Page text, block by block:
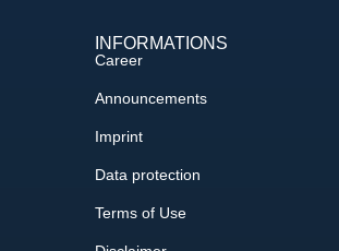
INFORMATIONS
Career
Announcements
Imprint
Data protection
Terms of Use